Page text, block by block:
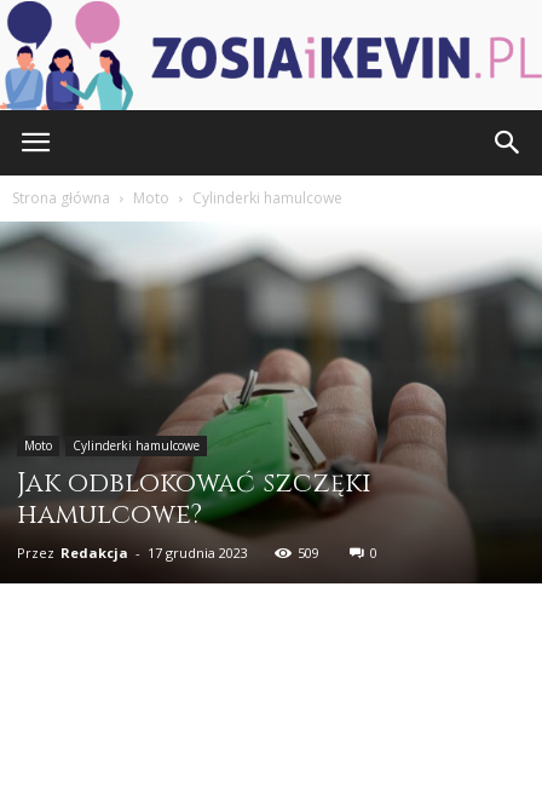
Strona główna Moto Cylinderki hamulcowe
Moto Cylinderki hamulcowe
Jak odblokować szczęki
hamulcowe?
Przez Redakcja - 17 grudnia 2023 509 0